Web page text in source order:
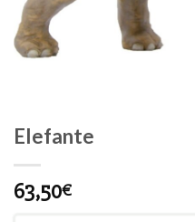
Elefante
63,50€